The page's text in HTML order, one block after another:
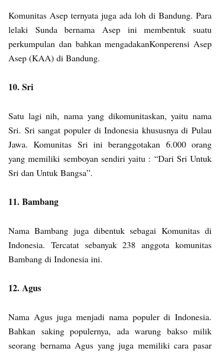
Komunitas Asep ternyata juga ada loh di Bandung. Para
lelaki Sunda bernama Asep ini membentuk suatu
perkumpulan dan bahkan mengadakanKonperensi Asep
Asep (KAA) di Bandung.
10. Sri
Satu lagi nih, nama yang dikomunitaskan, yaitu nama
Sri. Sri sangat populer di Indonesia khususnya di Pulau
Jawa. Komunitas Sri ini beranggotakan 6.000 orang
yang memiliki semboyan sendiri yaitu : “Dari Sri Untuk
Sri dan Untuk Bangsa”.
11. Bambang
Nama Bambang juga dibentuk sebagai Komunitas di
Indonesia. Tercatat sebanyak 238 anggota komunitas
Bambang di Indonesia ini.
12. Agus
Nama Agus juga menjadi nama populer di Indonesia.
Bahkan saking populernya, ada warung bakso milik
seorang bernama Agus yang juga memiliki cara pasar